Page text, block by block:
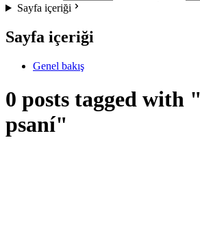
Sayfa içeriği
Sayfa içeriği
Genel bakış
0 posts tagged with
psaní"